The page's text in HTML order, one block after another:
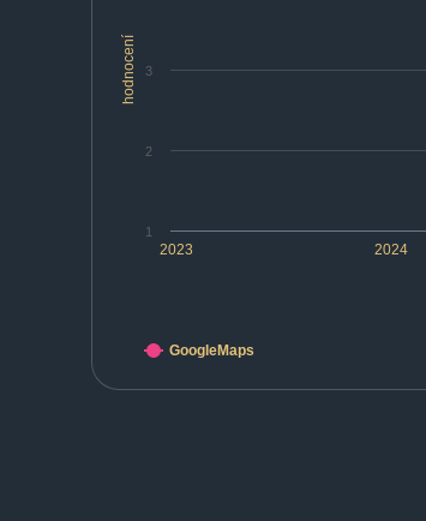
hodnocení
2023 2024
1
2
3
GoogleMaps